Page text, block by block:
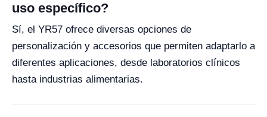
uso específico?
Sí, el YR57 ofrece diversas opciones de
personalización y accesorios que permiten adaptarlo a
diferentes aplicaciones, desde laboratorios clínicos
hasta industrias alimentarias.